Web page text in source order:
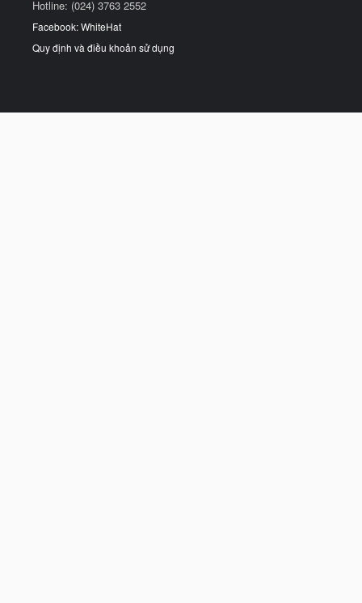
Hotline: (024) 3763 2552
Facebook: WhiteHat
Quy định và điều khoản sử dụng